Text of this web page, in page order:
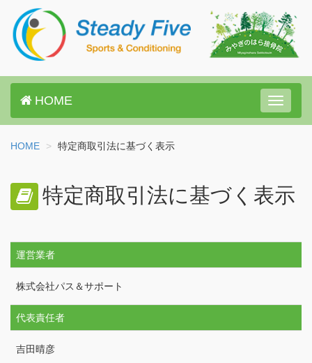
Toggle
HOME
HOME 特定商取引法に基づく表示
特定商取引法に基づく表示
運営業者
株式会社パス＆サポート
代表責任者
吉田晴彦